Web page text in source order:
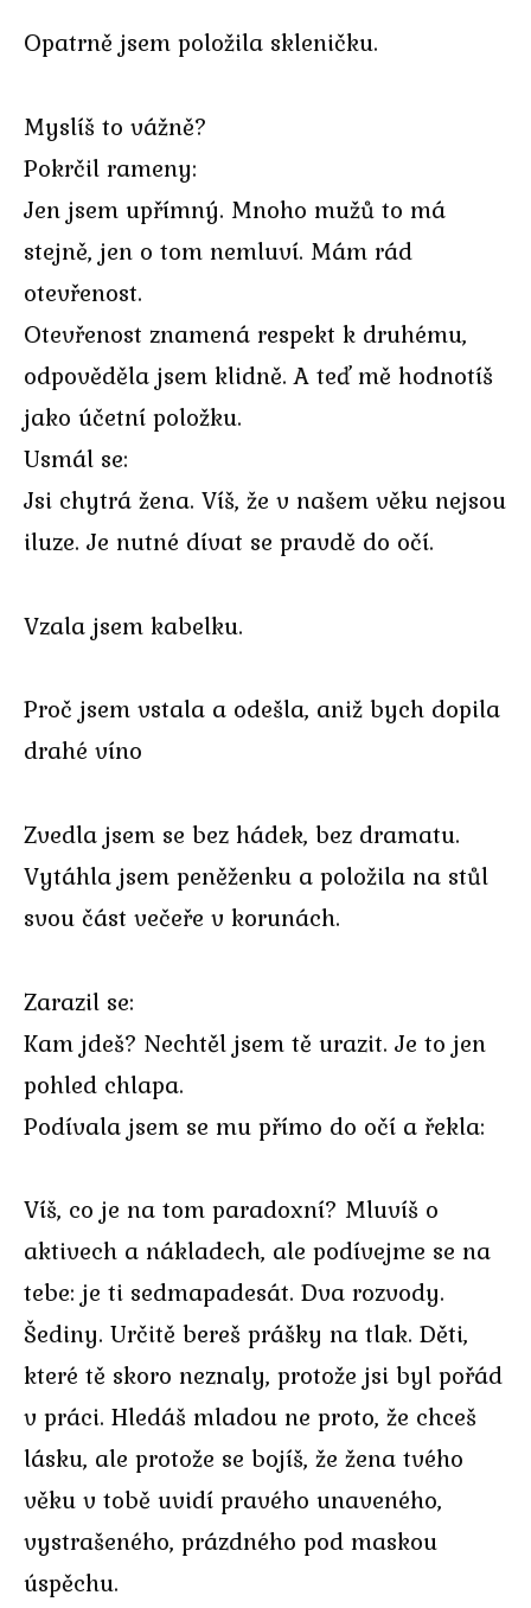
Opatrně jsem položila skleničku.
Myslíš to vážně?
Pokrčil rameny:
Jen jsem upřímný. Mnoho mužů to má
stejně, jen o tom nemluví. Mám rád
otevřenost.
Otevřenost znamená respekt k druhému,
odpověděla jsem klidně. A teď mě hodnotíš
jako účetní položku.
Usmál se:
Jsi chytrá žena. Víš, že v našem věku nejsou
iluze. Je nutné dívat se pravdě do očí.
Vzala jsem kabelku.
Proč jsem vstala a odešla, aniž bych dopila
drahé víno
Zvedla jsem se bez hádek, bez dramatu.
Vytáhla jsem peněženku a položila na stůl
svou část večeře v korunách.
Zarazil se:
Kam jdeš? Nechtěl jsem tě urazit. Je to jen
pohled chlapa.
Podívala jsem se mu přímo do očí a řekla:
Víš, co je na tom paradoxní? Mluvíš o
aktivech a nákladech, ale podívejme se na
tebe: je ti sedmapadesát. Dva rozvody.
Šediny. Určitě bereš prášky na tlak. Děti,
které tě skoro neznaly, protože jsi byl pořád
v práci. Hledáš mladou ne proto, že chceš
lásku, ale protože se bojíš, že žena tvého
věku v tobě uvidí pravého unaveného,
vystrašeného, prázdného pod maskou
úspěchu.